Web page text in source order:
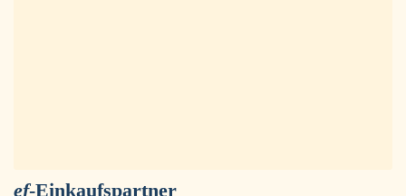
ef-Einkaufspartner